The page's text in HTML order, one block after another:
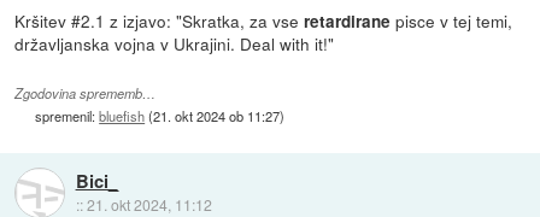
Kršitev #2.1 z izjavo: "Skratka, za vseretardirane pisce v tej temi,
državljanska vojna v Ukrajini. Deal with it!"
Zgodovina sprememb…
spremenil:bluefish(21. okt 2024 ob 11:27)
Bici_
::21. okt 2024, 11:12